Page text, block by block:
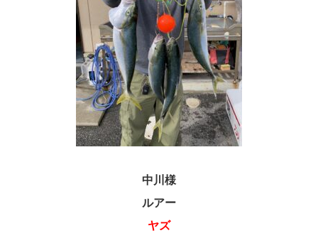
中川様
ルアー
ヤズ